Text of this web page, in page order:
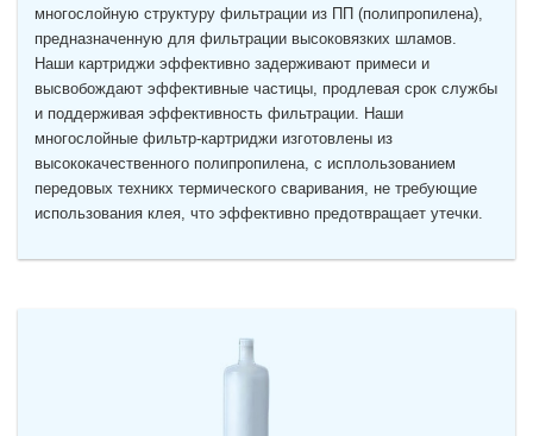
многослойную структуру фильтрации из ПП (полипропилена),
предназначенную для фильтрации высоковязких шламов.
Наши картриджи эффективно задерживают примеси и
высвобождают эффективные частицы, продлевая срок службы
и поддерживая эффективность фильтрации. Наши
многослойные фильтр-картриджи изготовлены из
высококачественного полипропилена, с исплользованием
передовых техникх термического сваривания, не требующие
использования клея, что эффективно предотвращает утечки.